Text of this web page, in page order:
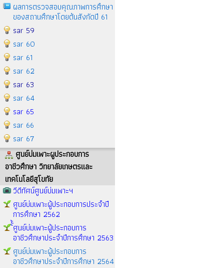
ผลการตรวจสอบคุณภาพการศึกษา
ของสถานศึกษาโดยต้นสังกัดปี 61
sar 59
sar 60
sar 61
sar 62
sar 63
sar 64
sar 65
sar 66
sar 67
ศูนย์บ่มเพาะผูประกอบการ
อาชีวศึกษา วิทยาลัยเกษตรและ
เทคโนโลยีสุโขทัย
วีดีทัศน์ศูนย์บ่มเพาะฯ
ศูนย์บ่มเพาะผู้ประกอบการประจำปี
การศึกษา 2562
้้้ศูนย์บ่มเพาะผู้ประกอบการ
อาชีวศึกษาประจำปีการศึกษา 2563
ศูนย์บ่มเพาะผู้ประกอบการ
อาชีวศึกษาประจำปีการศึกษา 2564